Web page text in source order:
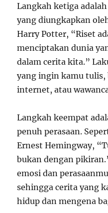
Langkah ketiga
yang diungkapkan
Harry Potter, “Riset
menciptakan dunia
dalam cerita kita.”
yang ingin kamu
internet, atau
Langkah keempat
penuh perasaan.
Ernest Hemingway,
bukan dengan
emosi dan
sehingga cerita yang
hidup dan mengena